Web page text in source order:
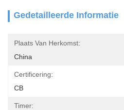
Gedetailleerde Informatie
Plaats Van Herkomst:
China
Certificering:
CB
Timer: